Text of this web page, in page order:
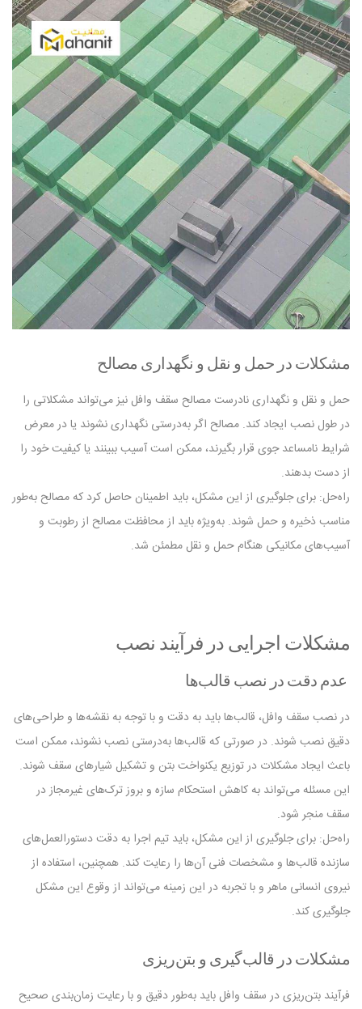
مشکلات در حمل و نقل و نگهداری مصالح
حمل و نقل و نگهداری نادرست مصالح سقف وافل نیز می‌تواند مشکلاتی را
در طول نصب ایجاد کند. مصالح اگر به‌درستی نگهداری نشوند یا در معرض
شرایط نامساعد جوی قرار بگیرند، ممکن است آسیب ببینند یا کیفیت خود را
از دست بدهند.
راه‌حل: برای جلوگیری از این مشکل، باید اطمینان حاصل کرد که مصالح به‌طور
مناسب ذخیره و حمل شوند. به‌ویژه باید از محافظت مصالح از رطوبت و
آسیب‌های مکانیکی هنگام حمل و نقل مطمئن شد.
مشکلات اجرایی در فرآیند نصب
عدم دقت در نصب قالب‌ها
در نصب سقف وافل، قالب‌ها باید به دقت و با توجه به نقشه‌ها و طراحی‌های
دقیق نصب شوند. در صورتی که قالب‌ها به‌درستی نصب نشوند، ممکن است
باعث ایجاد مشکلات در توزیع یکنواخت بتن و تشکیل شیارهای سقف شوند.
این مسئله می‌تواند به کاهش استحکام سازه و بروز ترک‌های غیرمجاز در
سقف منجر شود.
راه‌حل: برای جلوگیری از این مشکل، باید تیم اجرا به دقت دستورالعمل‌های
سازنده قالب‌ها و مشخصات فنی آن‌ها را رعایت کند. همچنین، استفاده از
نیروی انسانی ماهر و با تجربه در این زمینه می‌تواند از وقوع این مشکل
جلوگیری کند.
مشکلات در قالب‌گیری و بتن‌ریزی
فرآیند بتن‌ریزی در سقف وافل باید به‌طور دقیق و با رعایت زمان‌بندی صحیح